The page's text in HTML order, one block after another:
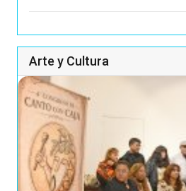
Arte y Cultura